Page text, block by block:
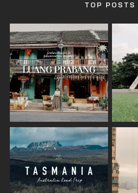
TOP POSTS